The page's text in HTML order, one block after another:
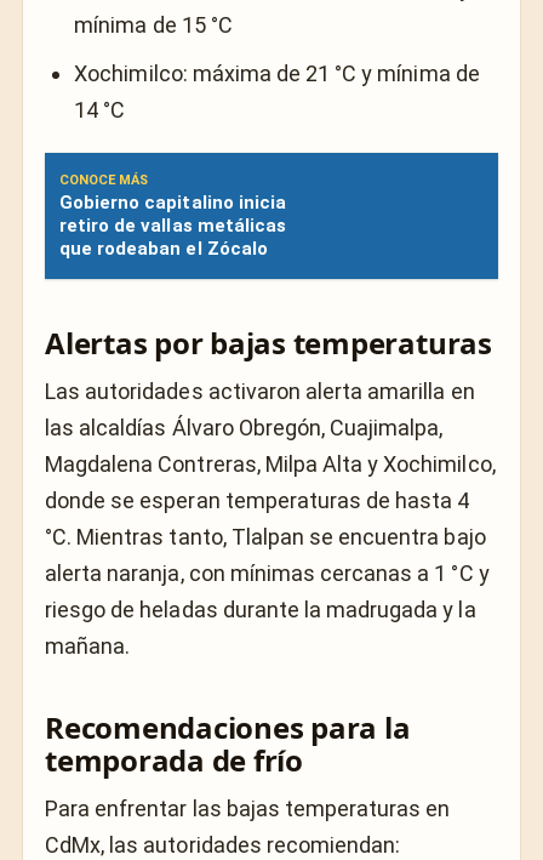
mínima de 15 °C
Xochimilco: máxima de 21 °C y mínima de
14 °C
CONOCE MÁS
Gobierno capitalino inicia
retiro de vallas metálicas
que rodeaban el Zócalo
Alertas por bajas temperaturas
Las autoridades activaron alerta amarilla en
las alcaldías Álvaro Obregón, Cuajimalpa,
Magdalena Contreras, Milpa Alta y Xochimilco,
donde se esperan temperaturas de hasta 4
°C. Mientras tanto, Tlalpan se encuentra bajo
alerta naranja, con mínimas cercanas a 1 °C y
riesgo de heladas durante la madrugada y la
mañana.
Recomendaciones para la
temporada de frío
Para enfrentar las bajas temperaturas en
CdMx, las autoridades recomiendan: